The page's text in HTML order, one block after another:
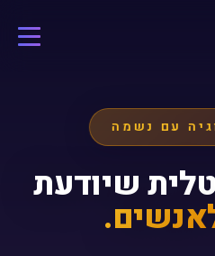
עם נשמה
שיודעת